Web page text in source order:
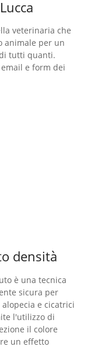
veterinaria che
animale per un
tutti quanti.
e form dei
densità
è una tecnica
sicura per
e cicatrici
l'utilizzo di
il colore
un effetto